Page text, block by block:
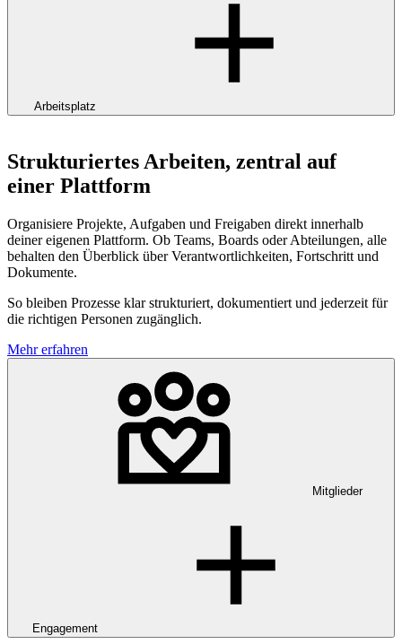
Arbeitsplatz
Strukturiertes Arbeiten, zentral auf
einer Plattform
Organisiere Projekte, Aufgaben und Freigaben direkt innerhalb
deiner eigenen Plattform. Ob Teams, Boards oder Abteilungen, alle
behalten den Überblick über Verantwortlichkeiten, Fortschritt und
Dokumente.
So bleiben Prozesse klar strukturiert, dokumentiert und jederzeit für
die richtigen Personen zugänglich.
Mehr erfahren
Engagement